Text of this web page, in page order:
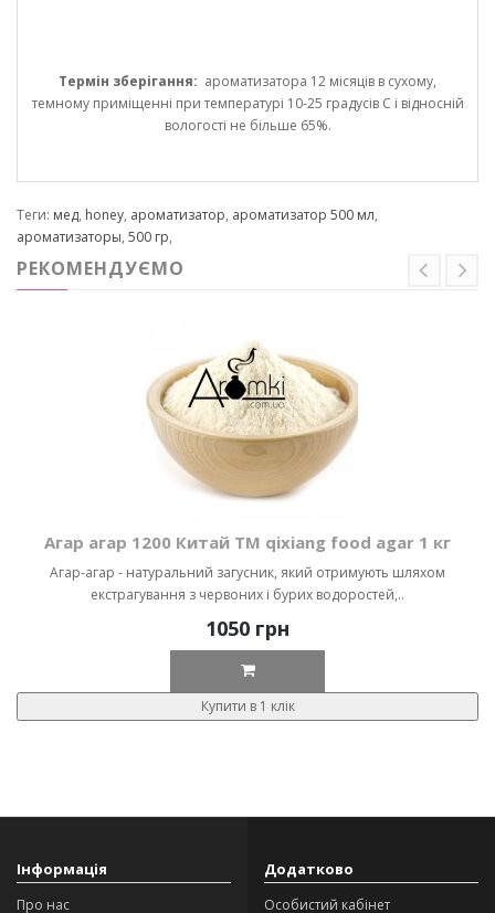
Термін зберігання: ароматизатора 12 місяців в сухому,
темному приміщенні при температурі 10-25 градусів С і відносній
вологості не більше 65%.
Теги: мед, honey, ароматизатор, ароматизатор 500 мл,
ароматизаторы, 500 гр,
РЕКОМЕНДУЄМО
Агар агар 1200 Китай ТМ qixiang food agar 1 кг
Агар-агар - натуральний загусник, який отримують шляхом
екстрагування з червоних і бурих водоростей,..
1050 грн
Купити в 1 клік
Інформація
Про нас
Додатково
Особистий кабінет